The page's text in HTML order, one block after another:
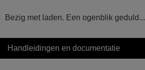
Bezig met laden. Een ogenblik geduld...
Handleidingen en documentatie